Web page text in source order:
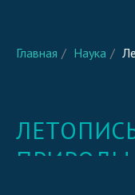
Главная / Наука /
ПРИРОДЫ